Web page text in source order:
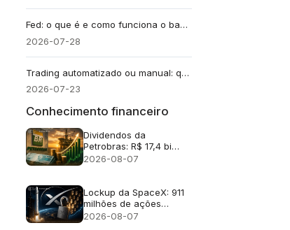
Fed: o que é e como funciona o banco central dos EUA
2026-07-28
Trading automatizado ou manual: qual escolher em 2026
2026-07-23
Conhecimento financeiro
Dividendos da
Petrobras: R$ 17,4 bi
após lucro no 2T26
2026-08-07
Lockup da SpaceX: 911
milhões de ações
liberadas
2026-08-07